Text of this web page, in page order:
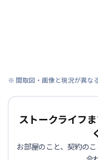
※ 間取図・画像と現況が異な
ストークライフ
お部屋のこと、契約の